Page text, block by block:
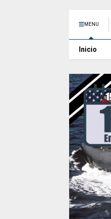
MENU
Inicio